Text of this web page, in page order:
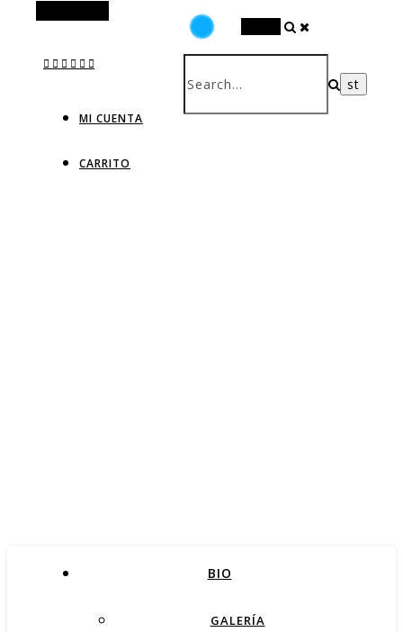
MI CUENTA
CARRITO
BIO
GALERÍA